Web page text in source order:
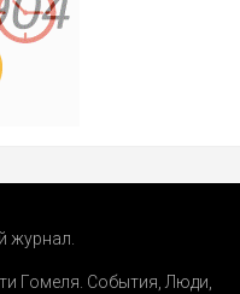
журнал.
Гомеля. События,Люди,